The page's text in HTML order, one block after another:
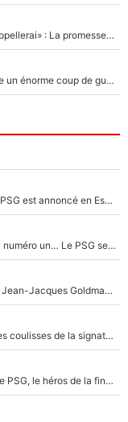
Mercato - OM - «Dès que je prends un club, je t’appellerai» : La promesse de Marcelino au moment de claquer la porte
Victime de racisme contre Murray, Kyrgios pousse un énorme coup de gueule !
Ferran Torres a pris sa décision : Son transfert au PSG est annoncé en Espagne !
Suzuki recruté, Chevalier veut se battre, Safonov numéro un… Le PSG se lance encore dans un gros chantier pour le poste de gardien de but
Un documentaire avec Zinedine Zidane : Comme Jean-Jacques Goldman et Mylène Farmer, le nouveau sélectionneur de l'équipe de France a recalé une journaliste très connue
Le PSG comme seule option après Barcelone ? Les coulisses de la signature historique de Lionel Messi sont révélées au grand jour !
«Le suicide de Ferran Torres» : En partance pour le PSG, le héros de la finale de la Coupe du monde s'attire les foudres de la presse espagnole !